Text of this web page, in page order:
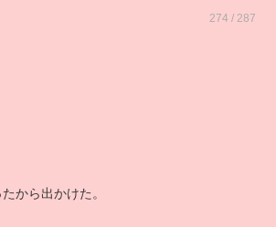
274 / 287
から出かけた。